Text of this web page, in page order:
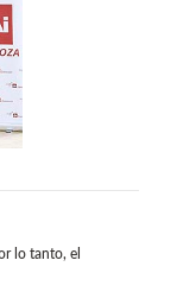
lo tanto, el